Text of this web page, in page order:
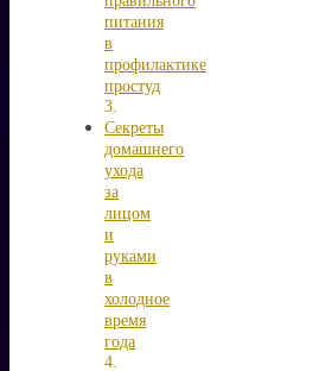
питания
в
профилактике
простуд
Секреты
домашнего
ухода
за
лицом
и
руками
в
холодное
время
года